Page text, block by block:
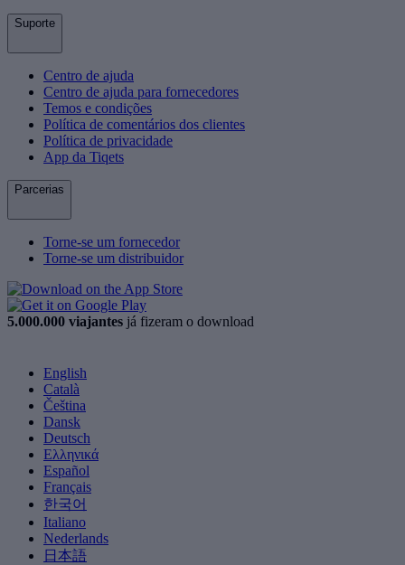
Suporte
Centro de ajuda
Centro de ajuda para fornecedores
Temos e condições
Política de comentários dos clientes
Política de privacidade
App da Tiqets
Parcerias
Torne-se um fornecedor
Torne-se um distribuidor
5.000.000 viajantes já fizeram o download
English
Català
Čeština
Dansk
Deutsch
Ελληνικά
Español
Français
한국어
Italiano
Nederlands
日本語